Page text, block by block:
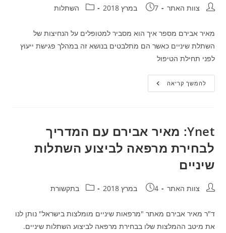
מחבר:צוות האתר פורסם:
7 במרץ 2018 קטגוריה:השתלות
מאיר אבירם מספר איך הוא מסביר למטופלים על הנחיצות של
השתלת שיניים כאשר הם מתלבטים בנושא זה במהלך פגישת ייעוץ
לפני תחילת הטיפול
להמשך קריאהבשביל
מה
Ynet: מאיר אבירם עם המדריך
לבחירת מרפאה לביצוע השתלות
שיניים
מחבר:צוות האתר פורסם:
4 במרץ 2018 קטגוריה:בתקשורת
ד"ר מאיר אבירם מאתר "מרפאות שיניים מומלצות בישראל" נותן לנו
את מיטב ההמלצות שלו בבחירת מרפאה לביצוע השתלות שיניים.